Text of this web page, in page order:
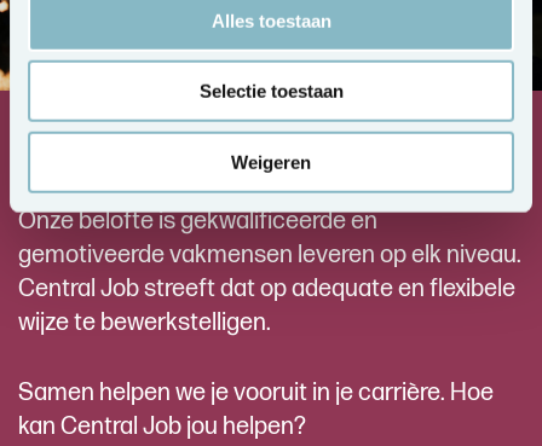
Alles toestaan
Selectie toestaan
Weigeren
Central Job, een bundeling van krachten
Onze belofte is gekwalificeerde en
gemotiveerde vakmensen leveren op elk niveau.
Central Job streeft dat op adequate en flexibele
wijze te bewerkstelligen.
Samen helpen we je vooruit in je carrière. Hoe
kan Central Job jou helpen?